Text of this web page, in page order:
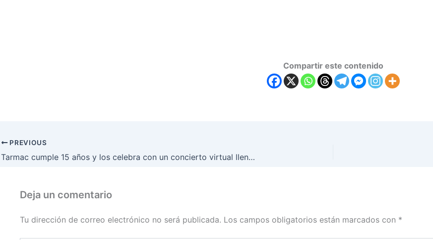
Compartir este contenido
PREVIOUS
Tarmac cumple 15 años y los celebra con un concierto virtual lleno de invitad@s
Deja un comentario
Tu dirección de correo electrónico no será publicada. Los campos obligatorios están marcados con *